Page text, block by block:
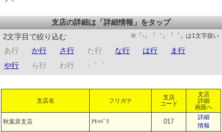
支店の詳細は「詳細情報」をタップ
2文字目で絞り込む
※「-」「゛」「゜」は1文字扱い
あ行 か行 さ行 た行 な行 は行
ま行
や行
ら行 わ行 -゛゜
支店名 フリガナ
支店
コード
支店
詳細
画面へ
秋葉原支店 ｱｷﾊﾊﾞﾗ 017
詳細
情報